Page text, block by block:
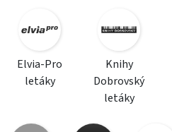
Elvia-Pro
letáky
Knihy
Dobrovský
letáky